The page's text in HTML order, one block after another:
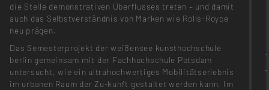
die Stelle demonstrativen Überflusses treten – und damit
auch das Selbstverständnis von Marken wie Rolls-Royce
neu prägen.
Das Semesterprojekt der weißensee kunsthochschule
berlin gemeinsam mit der Fachhochschule Potsdam
untersucht, wie ein ultrahochwertiges Mobilitätserlebnis
im urbanen Raum der Zu-kunft gestaltet werden kann. Im